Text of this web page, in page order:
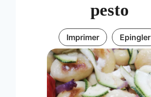
pesto
Imprimer Epingler